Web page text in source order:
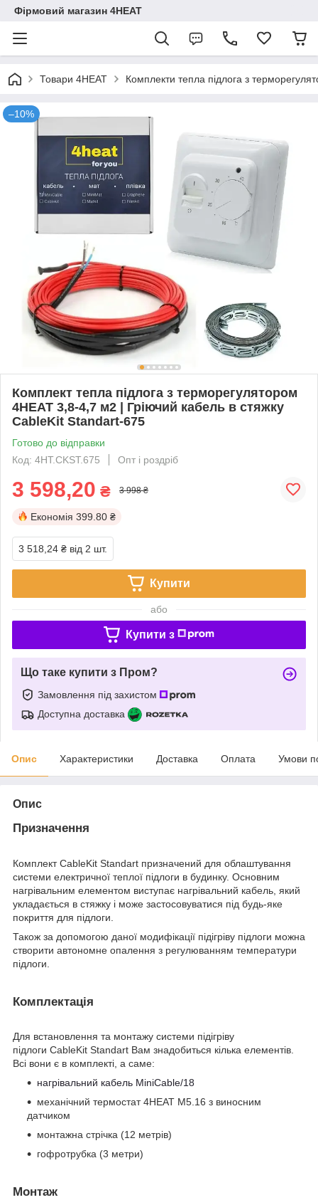
Фірмовий магазин 4HEAT
Товари 4HEAT Комплекти тепла підлога з
–10%
Комплект тепла підлога з терморегулятором
4HEAT 3,8-4,7 м2 | Гріючий кабель в стяжку
CableKit Standart-675
Готово до відправки
Код: 4HT.CKST.675
Опт і роздріб
3 598,20 ₴ 3 998 ₴
Економія 399.80 ₴
3 518,24 ₴ від 2 шт.
Купити
або
Купити з
Що таке купити з Пром?
Замовлення під захистом
Доступна доставка
Опис Характеристики Доставка Оплата Умови
Опис
Призначення
Комплект CableKit Standart призначений для облаштування
системи електричної теплої підлоги в будинку. Основним
нагрівальним елементом виступає нагрівальний кабель, який
укладається в стяжку і може застосовуватися під будь-яке
покриття для підлоги.
Також за допомогою даної модифікації підігріву підлоги можна
створити автономне опалення з регулюванням температури
підлоги.
Комплектація
Для встановлення та монтажу системи підігріву
підлоги CableKit Standart Вам знадобиться кілька елементів.
Всі вони є в комплекті, а саме:
нагрівальний кабель MiniCable/18
механічний термостат 4HEAT M5.16 з виносним
датчиком
монтажна стрічка (12 метрів)
гофротрубка (3 метри)
Монтаж